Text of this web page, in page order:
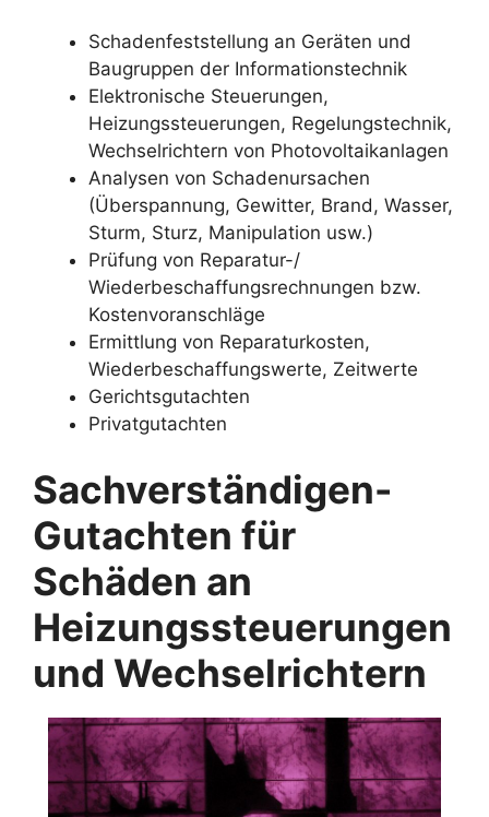
Schadenfeststellung an Geräten und
Baugruppen der Informationstechnik
Elektronische Steuerungen,
Heizungssteuerungen, Regelungstechnik,
Wechselrichtern von Photovoltaikanlagen
Analysen von Schadenursachen
(Überspannung, Gewitter, Brand, Wasser,
Sturm, Sturz, Manipulation usw.)
Prüfung von Reparatur-/
Wiederbeschaffungsrechnungen bzw.
Kostenvoranschläge
Ermittlung von Reparaturkosten,
Wiederbeschaffungswerte, Zeitwerte
Gerichtsgutachten
Privatgutachten
Sachverständigen-
Gutachten für
Schäden an
Heizungssteuerungen
und Wechselrichtern